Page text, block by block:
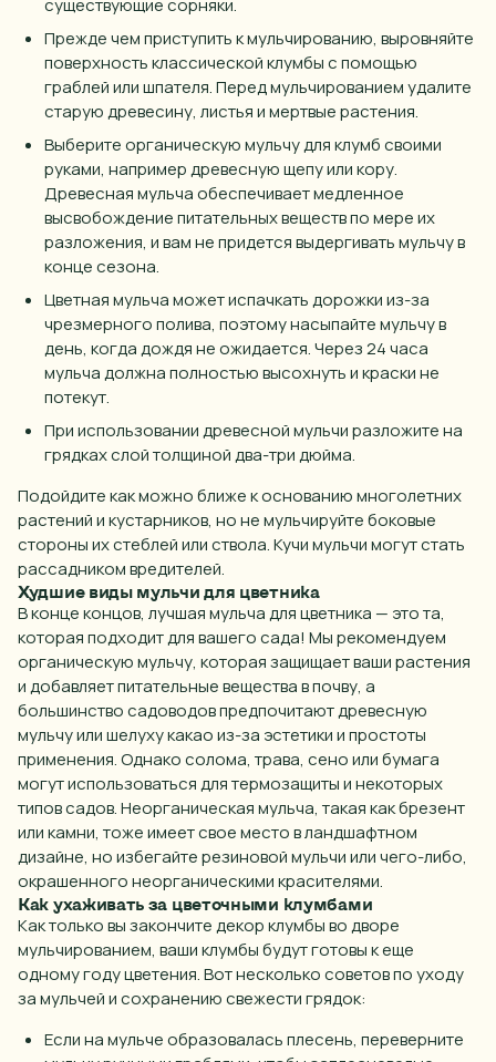
существующие сорняки.
Прежде чем приступить к мульчированию, выровняйте
поверхностьклассической клумбыспомощью
граблей или шпателя. Перед мульчированием удалите
старую древесину, листья и мертвые растения.
Выберите органическую мульчу дляклумб своими
руками, например древесную щепу или кору.
Древесная мульча обеспечивает медленное
высвобождение питательных веществ по мере их
разложения, и вам не придется выдергивать мульчу в
концесезона.
Цветная мульча может испачкатьдорожкииз-за
чрезмерного полива, поэтому насыпайте мульчу в
день, когда дождя не ожидается. Через 24 часа
мульча должна полностью высохнуть и краски не
потекут.
При использовании древесной мульчи разложите на
грядках слой толщиной два-три дюйма.
Подойдите как можно ближе к основанию многолетних
растений и кустарников, но не мульчируйте боковые
стороны их стеблей или ствола. Кучи мульчи могут стать
рассадником вредителей.
Худшие виды мульчи для цветника
В конце концов, лучшая мульча дляцветника — это та,
которая подходит для вашегосада! Мы рекомендуем
органическую мульчу, которая защищает ваши растения
и добавляет питательные вещества в почву, а
большинство садоводов предпочитают древесную
мульчу или шелуху какао из-за эстетики и простоты
применения. Однако солома, трава, сено или бумага
могут использоваться для термозащиты и некоторых
типов садов. Неорганическая мульча, такая как брезент
иликамни, тоже имеет своеместовландшафтном
дизайне, но избегайте резиновой мульчи или чего-либо,
окрашенного неорганическими красителями.
Как ухаживать за цветочными клумбами
Как только вы закончитедекорклумбы водворе
мульчированием, вашиклумбыбудут готовы к еще
одному годуцветения. Вот несколько советов по уходу
за мульчей и сохранению свежести грядок:
Если на мульче образовалась плесень, переверните